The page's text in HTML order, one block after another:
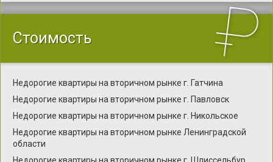
Стоимость
Недорогие квартиры на вторичном рынке г. Гатчина
Недорогие квартиры на вторичном рынке г. Павловск
Недорогие квартиры на вторичном рынке г. Никольское
Недорогие квартиры на вторичном рынке Ленинградской
области